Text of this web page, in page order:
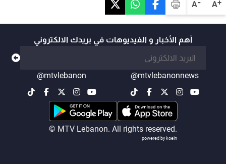
A+
A-
أهم الأخبار و الفيديوهات في بريدك الالكتروني
@mtvlebanonnews
@mtvlebanon
© MTV Lebanon. All rights reserved.
powered by koein